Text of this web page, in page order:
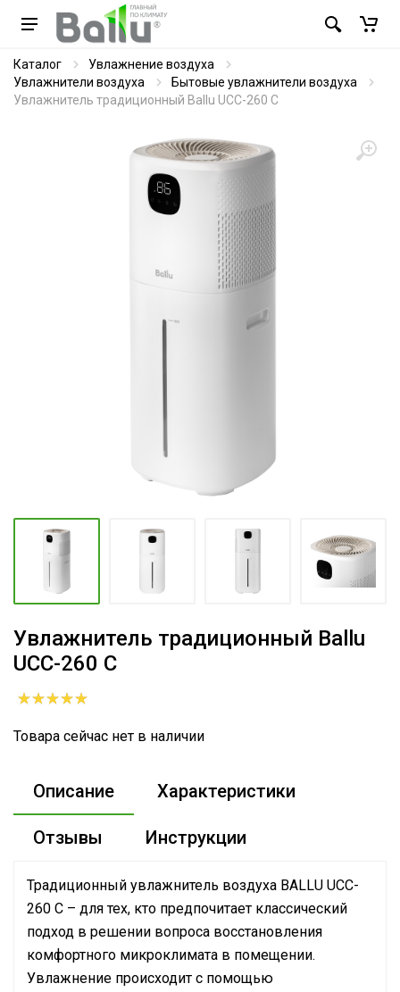
Каталог
Увлажнение воздуха
Увлажнители воздуха
Бытовые увлажнители воздуха
Увлажнитель традиционный Ballu UCC-260 C
Увлажнитель традиционный Ballu
UCC-260 C
Товара сейчас нет в наличии
Описание Характеристики
Отзывы Инструкции
Традиционный увлажнитель воздуха BALLU UCC-
260 C – для тех, кто предпочитает классический
подход в решении вопроса восстановления
комфортного микроклимата в помещении.
Увлажнение происходит с помощью